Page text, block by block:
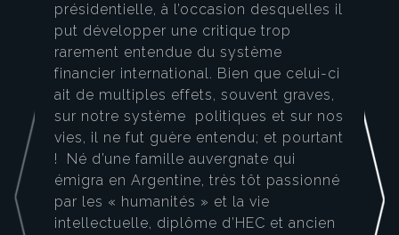
présidentielle, à l’occasion desquelles il
put développer une critique trop
rarement entendue du système
financier international. Bien que celui-ci
ait de multiples effets, souvent graves,
sur notre système politiques et sur nos
vies, il ne fut guère entendu; et pourtant
! Né d’une famille auvergnate qui
émigra en Argentine, très tôt passionné
par les « humanités » et la vie
intellectuelle, diplôme d’HEC et ancien